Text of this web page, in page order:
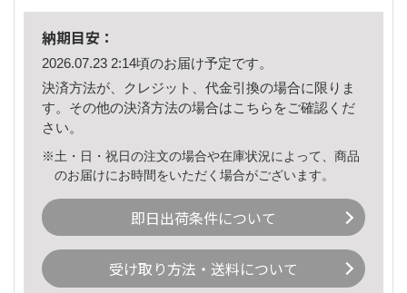
納期目安：
2026.07.23 2:14頃のお届け予定です。
決済方法が、クレジット、代金引換の場合に限りま
す。その他の決済方法の場合はこちら をご確認くだ
さい。
※土・日・祝日の注文の場合や在庫状況によって、商品
のお届けにお時間をいただく場合がございます。
即日出荷条件について
受け取り方法・送料について